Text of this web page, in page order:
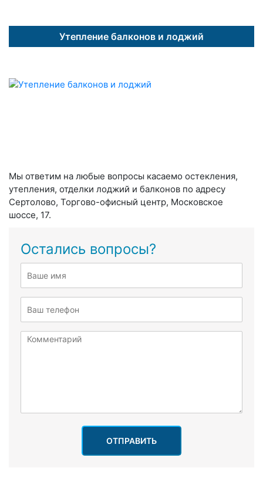
Утепление балконов и лоджий
Мы ответим на любые вопросы касаемо остекления,
утепления, отделки лоджий и балконов по адресу
Сертолово, Торгово-офисный центр, Московское
шоссе, 17.
Остались вопросы?
ОТПРАВИТЬ